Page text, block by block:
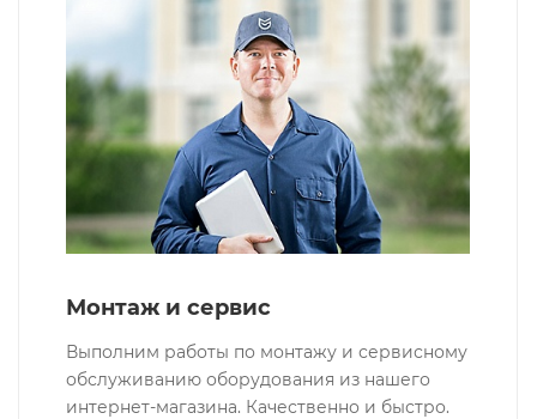
Монтаж и сервис
Выполним работы по монтажу и сервисному
обслуживанию оборудования из нашего
интернет-магазина. Качественно и быстро.